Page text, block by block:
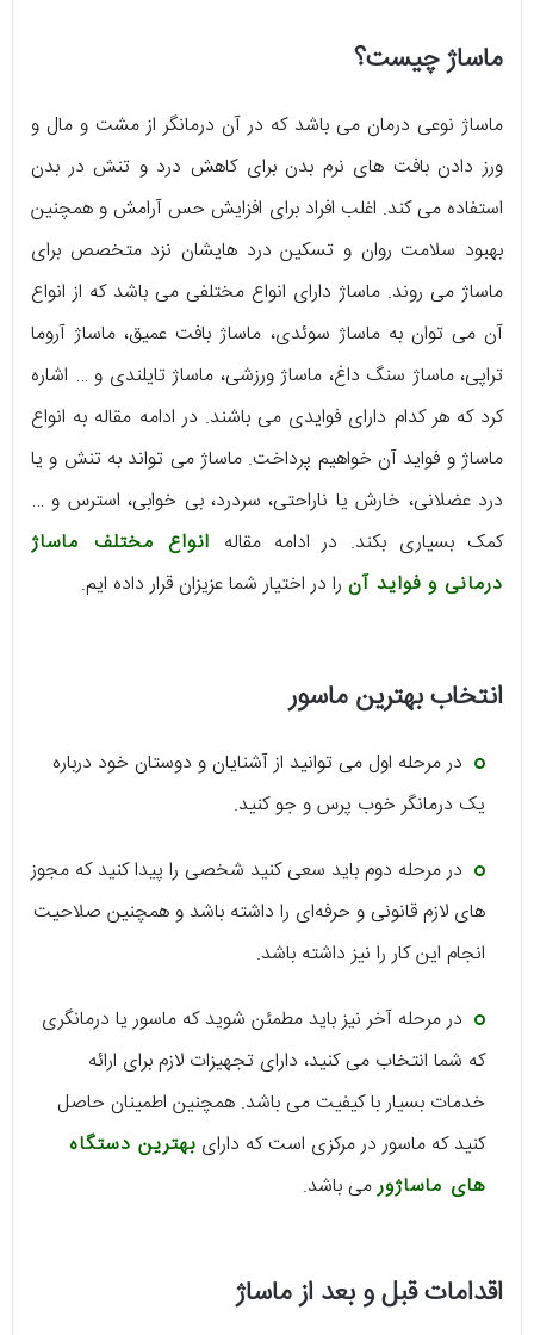
ماساژ چیست؟
ماساژ نوعی درمان می باشد که در آن درمانگر از مشت و مال و
ورز دادن بافت های نرم بدن برای کاهش درد و تنش در بدن
استفاده می کند. اغلب افراد برای افزایش حس آرامش و همچنین
بهبود سلامت روان و تسکین درد هایشان نزد متخصص برای
ماساژ می روند. ماساژ دارای انواع مختلفی می باشد که از انواع
آن می توان به ماساژ سوئدی، ماساژ بافت عمیق، ماساژ آروما
تراپی، ماساژ سنگ داغ، ماساژ ورزشی، ماساژ تایلندی و … اشاره
کرد که هر کدام دارای فوایدی می باشند. در ادامه مقاله به انواع
ماساژ و فواید آن خواهیم پرداخت. ماساژ می تواند به تنش و یا
درد عضلانی، خارش یا ناراحتی، سردرد، بی خوابی، استرس و …
کمک بسیاری بکند. در ادامه مقاله انواع مختلف ماساژ
درمانی و فواید آن را در اختیار شما عزیزان قرار داده ایم.
انتخاب بهترین ماسور
در مرحله اول می توانید از آشنایان و دوستان خود درباره
یک درمانگر خوب پرس و جو کنید.
در مرحله دوم باید سعی کنید شخصی را پیدا کنید که مجوز
های لازم قانونی و حرفه‌ای را داشته باشد و همچنین صلاحیت
انجام این کار را نیز داشته باشد.
در مرحله آخر نیز باید مطمئن شوید که ماسور یا درمانگری
که شما انتخاب می کنید، دارای تجهیزات لازم برای ارائه
خدمات بسیار با کیفیت می باشد. همچنین اطمینان حاصل
کنید که ماسور در مرکزی است که دارای بهترین دستگاه
های ماساژورمی باشد.
اقدامات قبل و بعد از ماساژ